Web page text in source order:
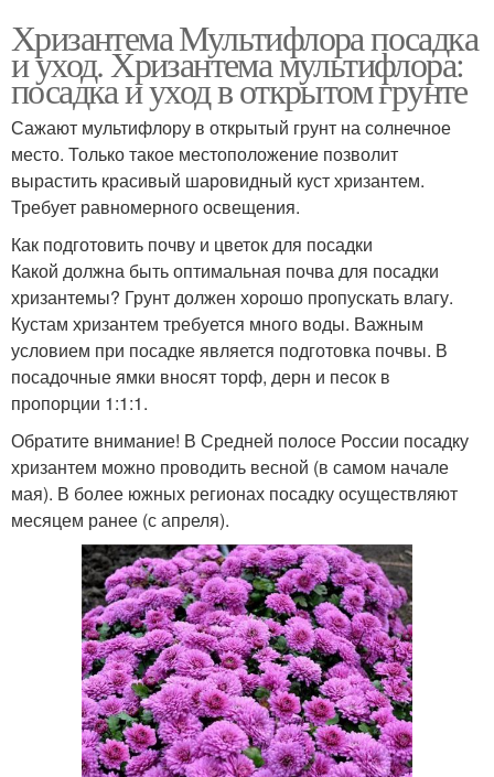
Хризантема Мультифлора посадка
и уход. Хризантема мультифлора:
посадка и уход в открытом грунте
Сажают мультифлору в открытый грунт на солнечное
место. Только такое местоположение позволит
вырастить красивый шаровидный куст хризантем.
Требует равномерного освещения.
Как подготовить почву и цветок для посадки
Какой должна быть оптимальная почва для посадки
хризантемы? Грунт должен хорошо пропускать влагу.
Кустам хризантем требуется много воды. Важным
условием при посадке является подготовка почвы. В
посадочные ямки вносят торф, дерн и песок в
пропорции 1:1:1.
Обратите внимание! В Средней полосе России посадку
хризантем можно проводить весной (в самом начале
мая). В более южных регионах посадку осуществляют
месяцем ранее (с апреля).